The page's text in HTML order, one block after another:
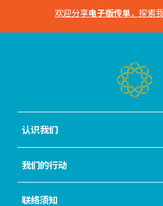
欢迎分享电子版传单，探索
认识我们
我们的行动
联络须知